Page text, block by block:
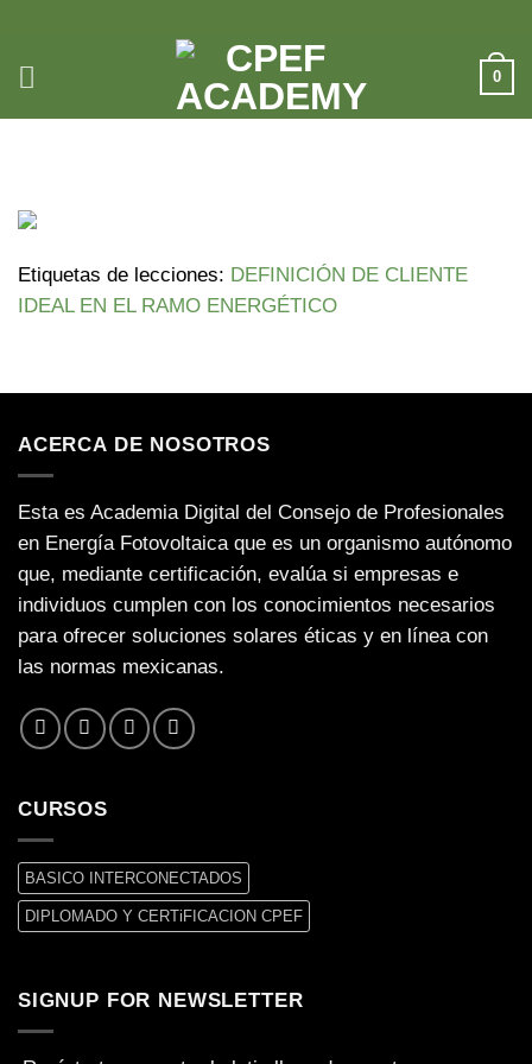
contenido
0
Etiquetas de lecciones: DEFINICIÓN DE CLIENTE
IDEAL EN EL RAMO ENERGÉTICO
ACERCA DE NOSOTROS
Esta es Academia Digital del Consejo de Profesionales
en Energía Fotovoltaica que es un organismo autónomo
que, mediante certificación, evalúa si empresas e
individuos cumplen con los conocimientos necesarios
para ofrecer soluciones solares éticas y en línea con
las normas mexicanas.
CURSOS
BASICO INTERCONECTADOS
DIPLOMADO Y CERTiFICACION CPEF
SIGNUP FOR NEWSLETTER